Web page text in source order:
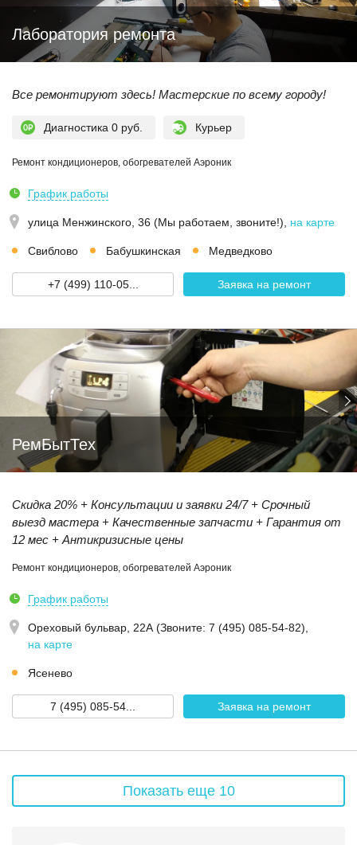
Лаборатория ремонта
Все ремонтируют здесь! Мастерские по всему городу!
Диагностика 0 руб. Курьер
Ремонт кондиционеров, обогревателей Аэроник
График работы
улица Менжинского, 36 (Мы работаем, звоните!) на карте
Свиблово Бабушкинская Медведково
+7 (499) 110-05... Заявка на ремонт
РемБытТех
Скидка 20% + Консультации и заявки 24/7 + Срочный
выезд мастера + Качественные запчасти + Гарантия от
12 мес + Антикризисные цены
Ремонт кондиционеров, обогревателей Аэроник
График работы
Ореховый бульвар, 22А (Звoнитe: 7 (495) 085-54-82)
на карте
Ясенево
7 (495) 085-54... Заявка на ремонт
Показать еще 10